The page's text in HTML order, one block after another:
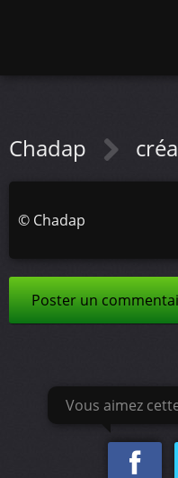
Chadap
© Chadap
Poster un
Vous aimez